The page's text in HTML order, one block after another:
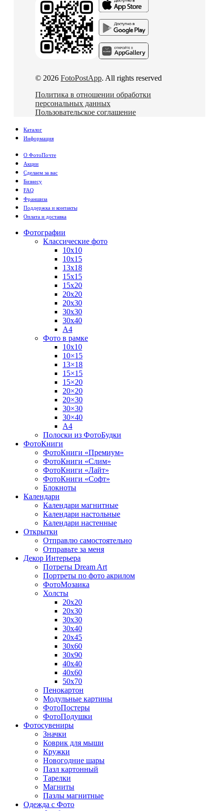
© 2026 FotoPostApp. All rights reserved
Политика в отношении обработки
персональных данных
Пользовательское соглашение
Каталог
Информация
О ФотоПочте
Акции
Сделаем за вас
Бизнесу
FAQ
Франшиза
Поддержка и контакты
Оплата и доставка
Фотографии
Классические фото
10х10
10х15
13х18
15х15
15х20
20х20
20х30
30х30
30х40
А4
Фото в рамке
10х10
10×15
13×18
15×15
15×20
20×20
20×30
30×30
30×40
A4
Полоски из ФотоБудки
ФотоКниги
ФотоКниги «Премиум»
ФотоКниги «Слим»
ФотоКниги «Лайт»
ФотоКниги «Софт»
Блокноты
Календари
Календари магнитные
Календари настольные
Календари настенные
Открытки
Отправлю самостоятельно
Отправьте за меня
Декор Интерьера
Потреты Dream Art
Портреты по фото акрилом
ФотоМозаика
Холсты
20х20
20х30
30х30
30х40
20х45
30х60
30х90
40х40
40х60
50х70
Пенокартон
Модульные картины
ФотоПостеры
ФотоПодушки
Фотоcувениры
Значки
Коврик для мыши
Кружки
Новогодние шары
Пазл картонный
Тарелки
Магниты
Пазлы магнитные
Одежда с Фото